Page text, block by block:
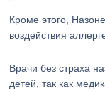
Кроме этого,
воздействия
Врачи без страха
детей, так как